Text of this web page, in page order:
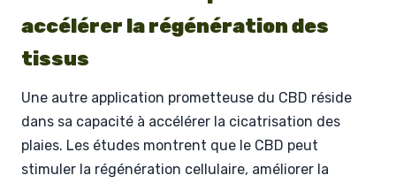
accélérer la régénération des
tissus
Une autre application prometteuse du CBD réside
dans sa capacité à accélérer la cicatrisation des
plaies. Les études montrent que le CBD peut
stimuler la régénération cellulaire, améliorer la